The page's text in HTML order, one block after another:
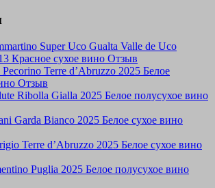
Super Uco Gualta Valle de Uco
Красное сухое вино Отзыв
Terre d’Abruzzo 2025 Белое
Отзыв
Ribolla Gialla 2025 Белое полусухое вино
Garda Bianco 2025 Белое сухое вино
Terre d’Abruzzo 2025 Белое сухое вино
Puglia 2025 Белое полусухое вино